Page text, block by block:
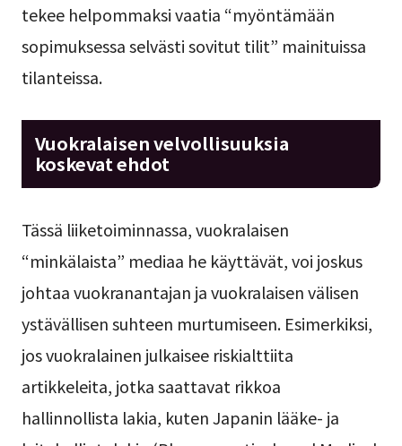
tekee helpommaksi vaatia “myöntämään
sopimuksessa selvästi sovitut tilit” mainituissa
tilanteissa.
Vuokralaisen velvollisuuksia
koskevat ehdot
Tässä liiketoiminnassa, vuokralaisen
“minkälaista” mediaa he käyttävät, voi joskus
johtaa vuokranantajan ja vuokralaisen välisen
ystävällisen suhteen murtumiseen. Esimerkiksi,
jos vuokralainen julkaisee riskialttiita
artikkeleita, jotka saattavat rikkoa
hallinnollista lakia, kuten Japanin lääke- ja